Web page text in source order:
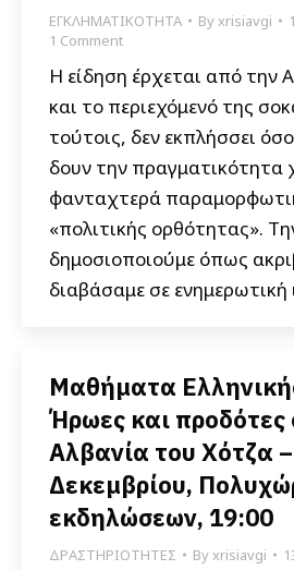
ΕΓΚΛΗΜΑΤΙΚΟΤΗΤΑ Byxrisiavgi
1 Comment
Η είδηση έρχεται από την
και το περιεχόμενό της
τούτοις, δεν εκπλήσσει
δουν την πραγματικότητα
φανταχτερά
«πολιτικής ορθότητας».
δημοσιοποιούμε όπως
διαβάσαμε σε ενημερωτική
Μαθήματα
Ήρωες και προδότες
Αλβανία του Χότζα
Δεκεμβρίου,
εκδηλώσεων, 19:00
ΔΡΑΣΤΗΡΙΟΤΗΤΕΣ Byxrisiavgi